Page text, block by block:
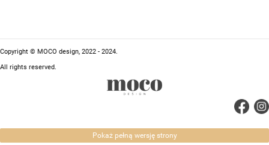
Copyright © MOCO design, 2022 - 2024.
All rights reserved.
Pokaż pełną wersję strony